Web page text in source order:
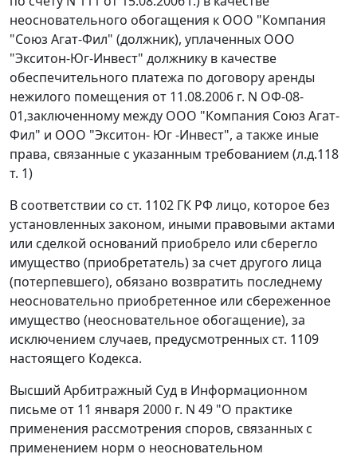
неосновательного обогащения к ООО "Компания
"Союз Агат-Фил" (должник), уплаченных ООО
"Экситон-Юг-Инвест" должнику в качестве
обеспечительного платежа по договору аренды
нежилого помещения от 11.08.2006 г. N ОФ-08-
01,заключенному между ООО "Компания Союз Агат-
Фил" и ООО "Экситон- Юг -Инвест", а также иные
права, связанные с указанным требованием (л.д.118
т. 1)
В соответствии со ст. 1102 ГК РФ лицо, которое без
установленных законом, иными правовыми актами
или сделкой оснований приобрело или сберегло
имущество (приобретатель) за счет другого лица
(потерпевшего), обязано возвратить последнему
неосновательно приобретенное или сбереженное
имущество (неосновательное обогащение), за
исключением случаев, предусмотренных ст. 1109
настоящего Кодекса.
Высший Арбитражный Суд в Информационном
письме от 11 января 2000 г. N 49 "О практике
применения рассмотрения споров, связанных с
применением норм о неосновательном